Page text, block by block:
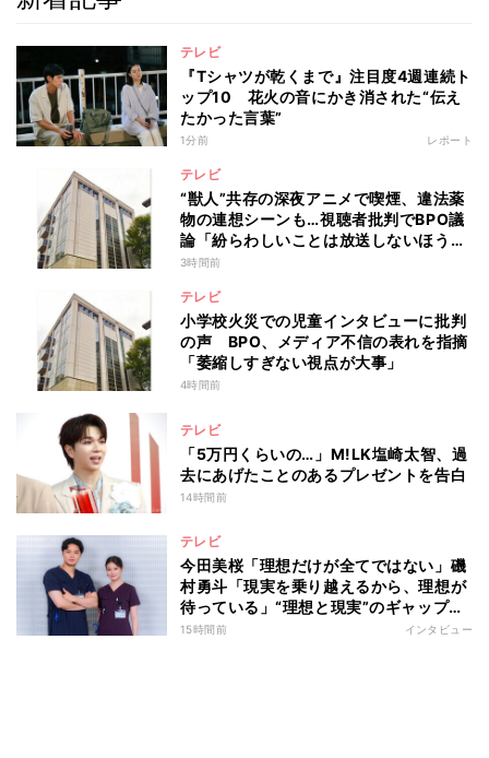
テレビ
『Tシャツが乾くまで』注目度4週連続ト
ップ10 花火の音にかき消された“伝え
たかった言葉”
1分前 レポート
テレビ
“獣人”共存の深夜アニメで喫煙、違法薬
物の連想シーンも…視聴者批判でBPO議
論「紛らわしいことは放送しないほう
が」
3時間前
テレビ
小学校火災での児童インタビューに批判
の声 BPO、メディア不信の表れを指摘
「萎縮しすぎない視点が大事」
4時間前
テレビ
「5万円くらいの…」M!LK塩崎太智、過
去にあげたことのあるプレゼントを告白
14時間前
テレビ
今田美桜「理想だけが全てではない」磯
村勇斗「現実を乗り越えるから、理想が
待っている」“理想と現実”のギャップに
悩む人へ 第一線で活躍する俳優2人の
15時間前 インタビュー